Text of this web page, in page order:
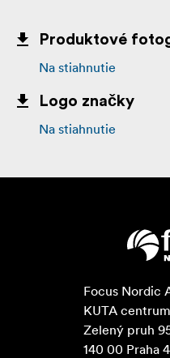
Produktové
Na stiahnutie
Logo značky
Na stiahnutie
Focus Nordic
KUTA centrum
Zelený pruh
140 00 Praha 4